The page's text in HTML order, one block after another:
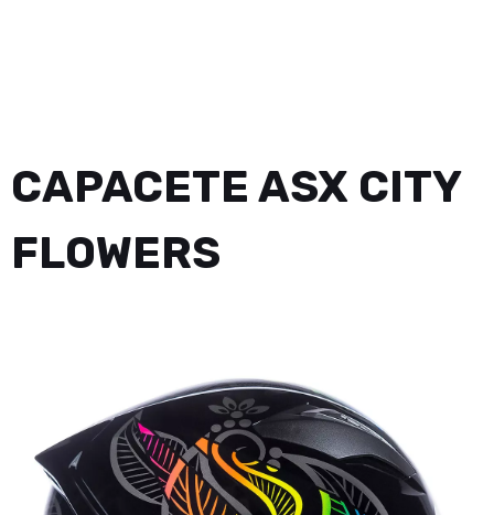
CAPACETE ASX CITY
FLOWERS